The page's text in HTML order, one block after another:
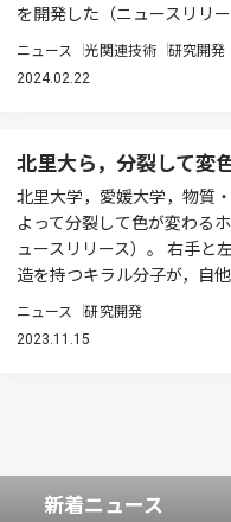
を開発した（ニュースリリ
ニュース 光関連技術 研究開発
2024.02.22
北里大ら，分裂して変
北里大学，愛媛大学，物質
よって分裂して色が変わる
ュースリリース）。 右手と
造を持つキラル分子が，自
ニュース 研究開発
2023.11.15
新着ニュース